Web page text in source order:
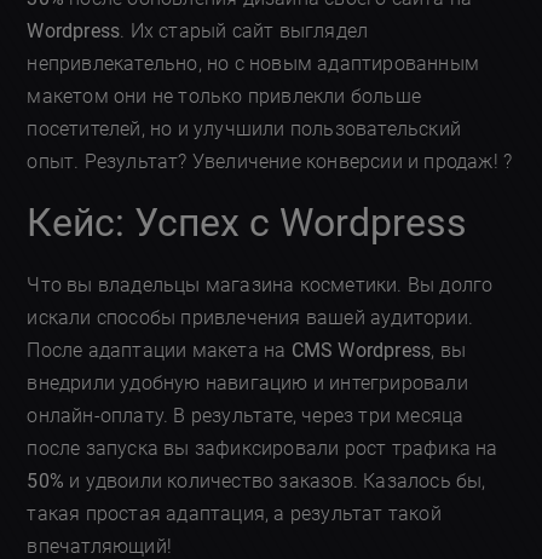
Wordpress. Их старый сайт выглядел
непривлекательно, но с новым адаптированным
макетом они не только привлекли больше
посетителей, но и улучшили пользовательский
опыт. Результат? Увеличение конверсии и продаж! ?
Кейс: Успех с Wordpress
Что вы владельцы магазина косметики. Вы долго
искали способы привлечения вашей аудитории.
После адаптации макета на CMS Wordpress, вы
внедрили удобную навигацию и интегрировали
онлайн-оплату. В результате, через три месяца
после запуска вы зафиксировали рост трафика на
50% и удвоили количество заказов. Казалось бы,
такая простая адаптация, а результат такой
впечатляющий!